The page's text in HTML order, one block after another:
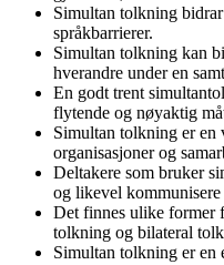
Simultan tolkning
språkbarrierer.
Simultan tolkning kan
hverandre under en
En godt trent
flytende og nøyaktig
Simultan tolkning er en
organisasjoner og
Deltakere som bruker
og likevel
Det finnes ulike former
tolkning og bilateral
Simultan tolkning er en